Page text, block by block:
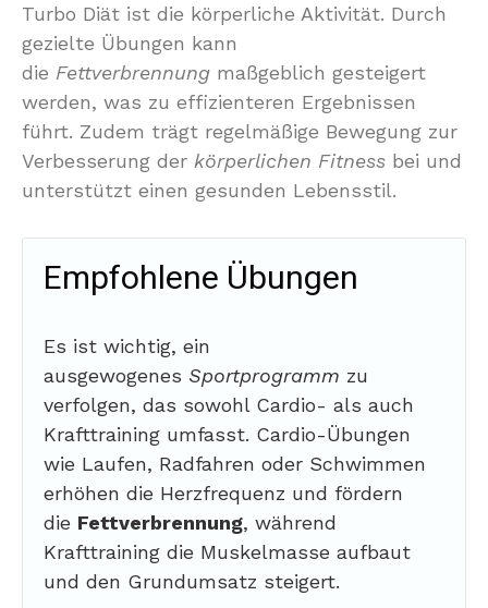
Turbo Diät ist die körperliche Aktivität. Durch
gezielte Übungen kann
die Fettverbrennung maßgeblich gesteigert
werden, was zu effizienteren Ergebnissen
führt. Zudem trägt regelmäßige Bewegung zur
Verbesserung der körperlichen Fitness bei und
unterstützt einen gesunden Lebensstil.
Empfohlene Übungen
Es ist wichtig, ein
ausgewogenes Sportprogramm zu
verfolgen, das sowohl Cardio- als auch
Krafttraining umfasst. Cardio-Übungen
wie Laufen, Radfahren oder Schwimmen
erhöhen die Herzfrequenz und fördern
die Fettverbrennung, während
Krafttraining die Muskelmasse aufbaut
und den Grundumsatz steigert.